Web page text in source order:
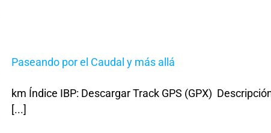
Paseando por el Caudal y más allá
km Índice IBP: Descargar Track GPS (GPX)
[...]